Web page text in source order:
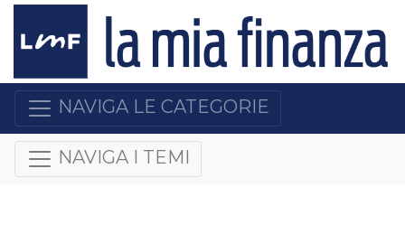
NAVIGA LE CATEGORIE
NAVIGA I TEMI